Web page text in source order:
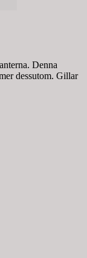
Denna
dessutom. Gillar